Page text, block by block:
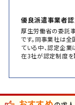
優良派遣事業者
厚生労働省の委託
です。同事業社は
ている中、認定企業
在3社が認定制度を